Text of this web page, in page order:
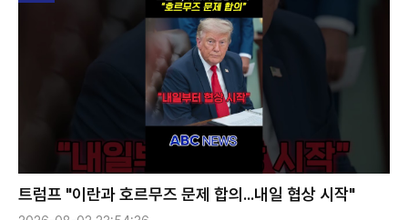
트럼프 "이란과 호르무즈 문제 합의...내일 협상 시작"